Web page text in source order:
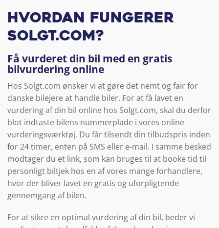
Hvordan fungerer
Solgt.com?
Få vurderet din bil med en gratis
bilvurdering online
Hos Solgt.com ønsker vi at gøre det nemt og fair for
danske bilejere at handle biler. For at få lavet en
vurdering af din bil online hos Solgt.com, skal du derfor
blot indtaste bilens nummerplade i vores online
vurderingsværktøj. Du får tilsendt din tilbudspris inden
for 24 timer, enten på SMS eller e-mail. I samme besked
modtager du et link, som kan bruges til at booke tid til
personligt biltjek hos en af vores mange forhandlere,
hvor der bliver lavet en gratis og uforpligtende
gennemgang af bilen.
For at sikre en optimal vurdering af din bil, beder vi